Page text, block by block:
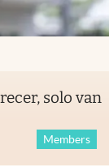
solo van
Members